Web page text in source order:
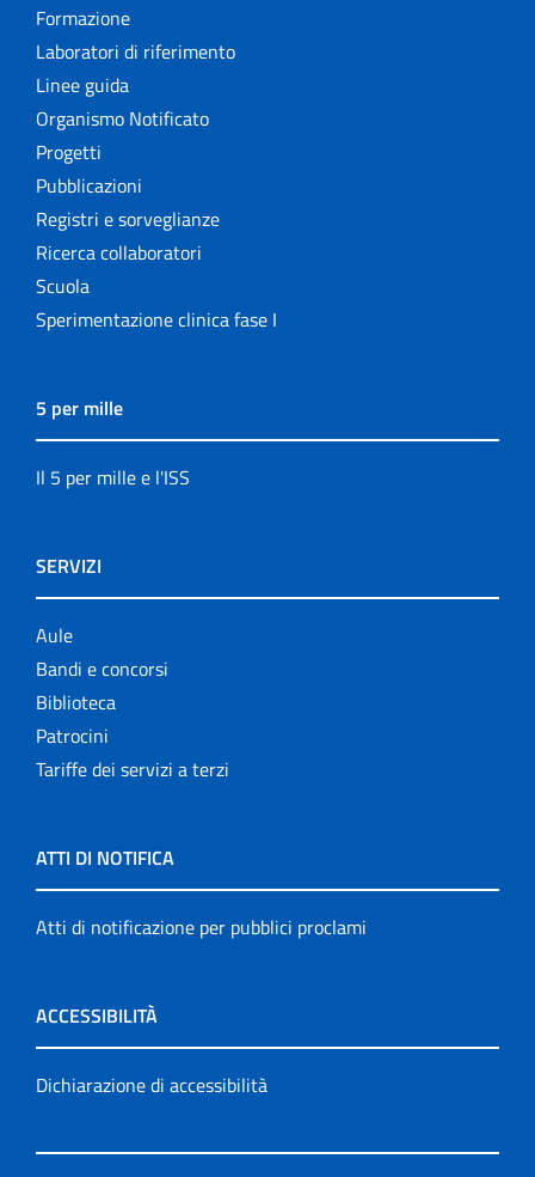
Formazione
Laboratori di riferimento
Linee guida
Organismo Notificato
Progetti
Pubblicazioni
Registri e sorveglianze
Ricerca collaboratori
Scuola
Sperimentazione clinica fase I
5 per mille
Il 5 per mille e l'ISS
SERVIZI
Aule
Bandi e concorsi
Biblioteca
Patrocini
Tariffe dei servizi a terzi
ATTI DI NOTIFICA
Atti di notificazione per pubblici proclami
ACCESSIBILITÀ
Dichiarazione di accessibilità